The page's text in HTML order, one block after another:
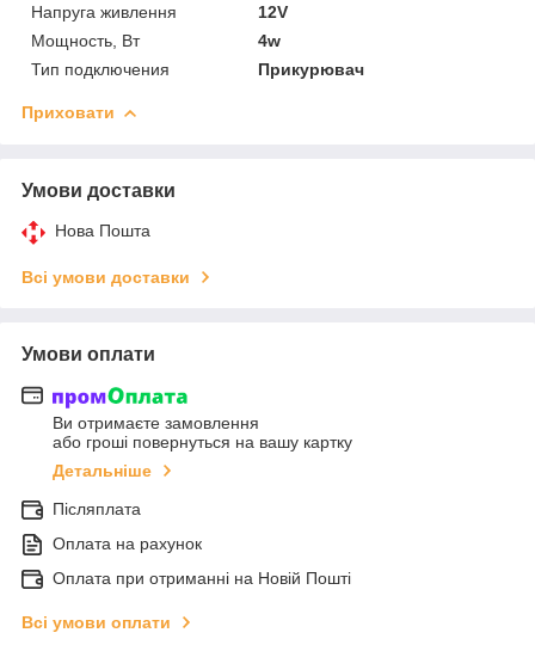
Напруга живлення
12V
Мощность, Вт
4w
Тип подключения
Прикурювач
Приховати
Умови доставки
Нова Пошта
Всі умови доставки
Умови оплати
Ви отримаєте замовлення
або гроші повернуться на вашу картку
Детальніше
Післяплата
Оплата на рахунок
Оплата при отриманні на Новій Пошті
Всі умови оплати